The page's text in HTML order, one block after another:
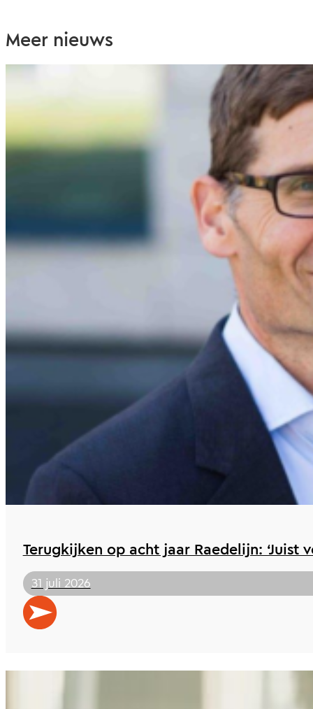
Meer nieuws
Terugkijken op acht jaar Raedelijn: ‘Juist
31 juli 2026